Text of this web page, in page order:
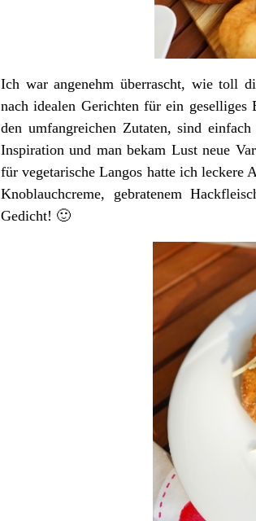
Ich war angenehm überrascht, wie toll
nach idealen Gerichten für ein
den umfangreichen Zutaten, sind
Inspiration und man bekam Lust neue
für vegetarische Langos hatte ich
Knoblauchcreme, gebratenem
Gedicht! 🙂